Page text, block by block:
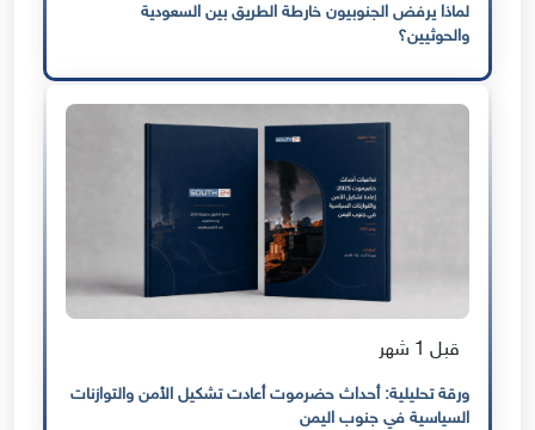
لماذا يرفض الجنوبيون خارطة الطريق بين السعودية
والحوثيين؟
قبل 1 شهر
ورقة تحليلية: أحداث حضرموت أعادت تشكيل الأمن والتوازنات
السياسية في جنوب اليمن